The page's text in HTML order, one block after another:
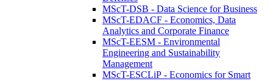
MScT-DSB - Data Science for Business
MScT-EDACF - Economics, Data
Analytics and Corporate Finance
MScT-EESM - Environmental
Engineering and Sustainability
Management
MScT-ESCLiP - Economics for Smart